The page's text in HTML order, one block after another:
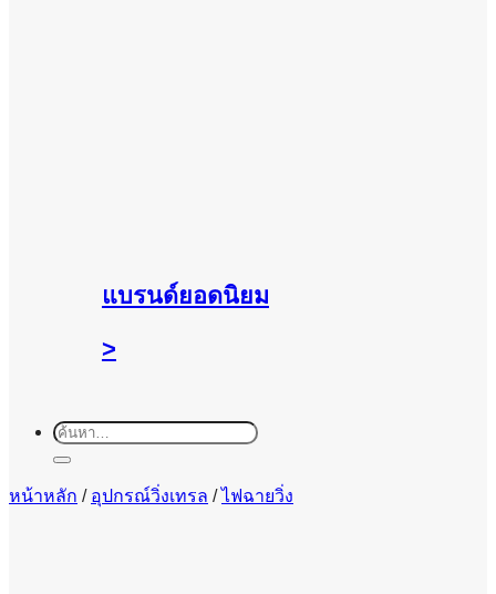
แบรนด์ยอดนิยม
>
ค้นหา:
หน้าหลัก / อุปกรณ์วิ่งเทรล / ไฟฉายวิ่ง